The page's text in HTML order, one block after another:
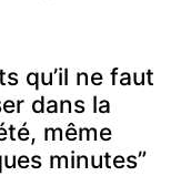
qu’il ne faut
dans la
même
minutes”